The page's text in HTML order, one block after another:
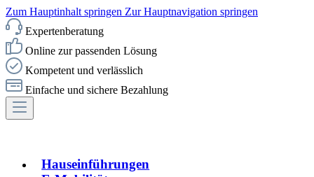
Zum Hauptinhalt springen Zur Hauptnavigation springen
Expertenberatung
Online zur passenden Lösung
Kompetent und verlässlich
Einfache und sichere Bezahlung
Hauseinführungen